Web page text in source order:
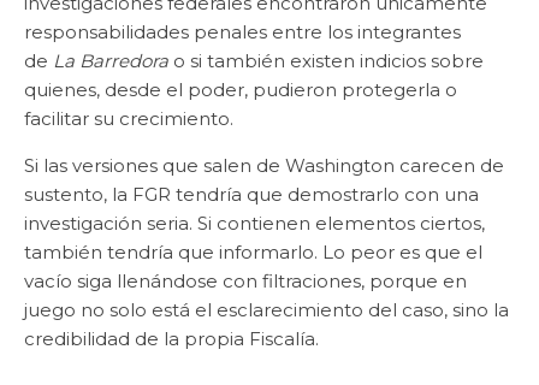
responsabilidades penales entre los integrantes
de La Barredora o si también existen indicios sobre
quienes, desde el poder, pudieron protegerla o
facilitar su crecimiento.
Si las versiones que salen de Washington carecen de
sustento, la FGR tendría que demostrarlo con una
investigación seria. Si contienen elementos ciertos,
también tendría que informarlo. Lo peor es que el
vacío siga llenándose con filtraciones, porque en
juego no solo está el esclarecimiento del caso, sino la
credibilidad de la propia Fiscalía.